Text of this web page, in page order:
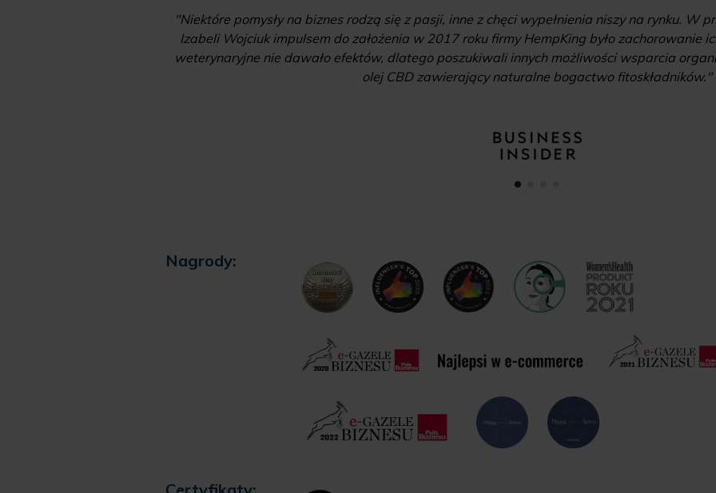
"Niektóre pomysły na biznes rodzą się z pasji, inne z chęci wypełnienia niszy na rynku. W
Izabeli Wojciuk impulsem do założenia w 2017 roku firmy HempKing było zachorowanie
weterynaryjne nie dawało efektów, dlatego poszukiwali innych możliwości wsparcia
olej CBD zawierający naturalne bogactwo fitoskładników."
Nagrody: